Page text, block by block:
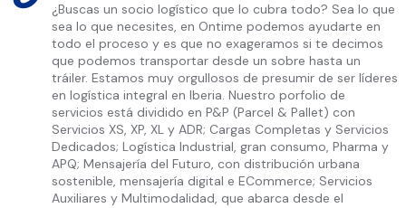
¿Buscas un socio logístico que lo cubra todo? Sea lo que
sea lo que necesites, en Ontime podemos ayudarte en
todo el proceso y es que no exageramos si te decimos
que podemos transportar desde un sobre hasta un
tráiler. Estamos muy orgullosos de presumir de ser líderes
en logística integral en Iberia. Nuestro porfolio de
servicios está dividido en P&P (Parcel & Pallet) con
Servicios XS, XP, XL y ADR; Cargas Completas y Servicios
Dedicados; Logística Industrial, gran consumo, Pharma y
APQ; Mensajería del Futuro, con distribución urbana
sostenible, mensajería digital e ECommerce; Servicios
Auxiliares y Multimodalidad, que abarca desde el